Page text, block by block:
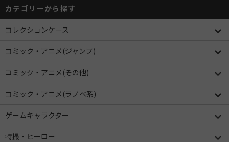
カテゴリーから探す
コレクションケース
コミック・アニメ(ジャンプ)
コミック・アニメ(その他)
コミック・アニメ(ラノベ系)
ゲームキャラクター
特撮・ヒーロー